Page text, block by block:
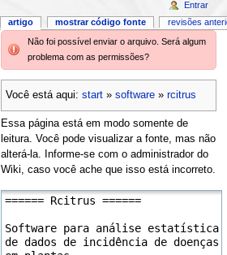
Não foi possível enviar o arquivo. Será algum
problema com as permissões?
Você está aqui: start» software» rcitrus
Essa página está em modo somente de
leitura. Você pode visualizar a fonte, mas não
alterá-la. Informe-se com o administrador do
Wiki, caso você ache que isso está incorreto.
artigo mostrar código fonte revisões
Entrar